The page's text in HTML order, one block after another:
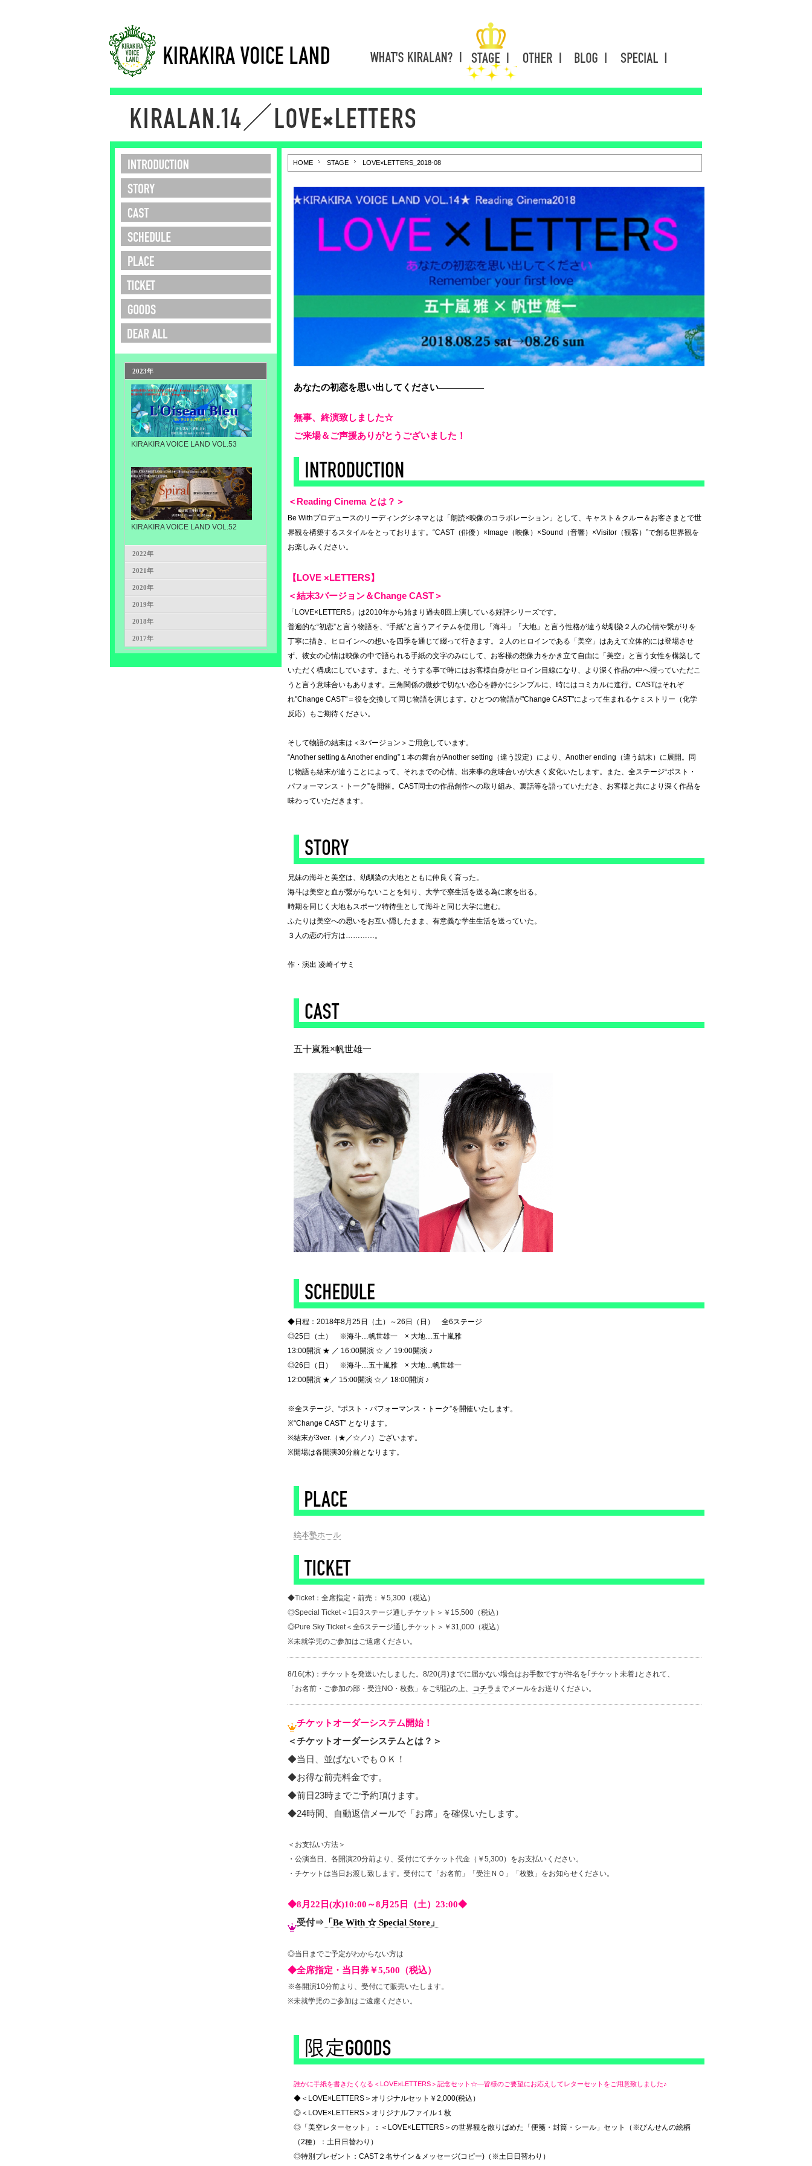
HOME STAGE LOVE×LETTERS_2018-08
あなたの初恋を思い出してください―――――
無事、終演致しました☆
ご来場＆ご声援ありがとうございました！
＜Reading Cinema とは？＞
Be Withプロデュースのリーディングシネマとは「朗読×映像のコラボレーション」として、キャスト＆クルー＆お客さまとで世
界観を構築するスタイルをとっております。“CAST（俳優）×Image（映像）×Sound（音響）×Visitor（観客）”で創る世界観を
お楽しみください。
【LOVE ×LETTERS】
＜結末3バージョン＆Change CAST＞
「LOVE×LETTERS」は2010年から始まり過去8回上演している好評シリーズです。
普遍的な“初恋”と言う物語を、“手紙”と言うアイテムを使用し「海斗」「大地」と言う性格が違う幼馴染２人の心情や繋がりを
丁寧に描き、ヒロインへの想いを四季を通じて綴って行きます。２人のヒロインである「美空」はあえて立体的には登場させ
ず、彼女の心情は映像の中で語られる手紙の文字のみにして、お客様の想像力をかき立て自由に「美空」と言う女性を構築して
いただく構成にしています。また、そうする事で時にはお客様自身がヒロイン目線になり、より深く作品の中へ浸っていただこ
うと言う意味合いもあります。三角関係の微妙で切ない恋心を静かにシンプルに、時にはコミカルに進行。CASTはそれぞ
れ"Change CAST"＝役を交換して同じ物語を演じます。ひとつの物語が"Change CAST"によって生まれるケミストリー（化学
反応）もご期待ください。
そして物語の結末は＜3バージョン＞ご用意しています。
“Another setting＆Another ending”１本の舞台がAnother setting（違う設定）により、Another ending（違う結末）に展開。同
じ物語も結末が違うことによって、それまでの心情、出来事の意味合いが大きく変化いたします。また、全ステージ“ポスト・
パフォーマンス・トーク”を開催。CAST同士の作品創作への取り組み、裏話等を語っていただき、お客様と共により深く作品を
味わっていただきます。
兄妹の海斗と美空は、幼馴染の大地とともに仲良く育った。
海斗は美空と血が繋がらないことを知り、大学で寮生活を送る為に家を出る。
時期を同じく大地もスポーツ特待生として海斗と同じ大学に進む。
ふたりは美空への思いをお互い隠したまま、有意義な学生生活を送っていた。
３人の恋の行方は…………。
作・演出 凌崎イサミ
五十嵐雅×帆世雄一
◆日程：2018年8月25日（土）～26日（日） 全6ステージ
◎25日（土） ※海斗…帆世雄一 × 大地…五十嵐雅
13:00開演 ★ ／ 16:00開演 ☆ ／ 19:00開演 ♪
◎26日（日） ※海斗…五十嵐雅 × 大地…帆世雄一
12:00開演 ★／ 15:00開演 ☆／ 18:00開演 ♪
※全ステージ、“ポスト・パフォーマンス・トーク”を開催いたします。
※“Change CAST” となります。
※結末が3ver.（★／☆／♪）ございます。
※開場は各開演30分前となります。
絵本塾ホール
◆Ticket：全席指定・前売：￥5,300（税込）
◎Special Ticket＜1日3ステージ通しチケット＞￥15,500（税込）
◎Pure Sky Ticket＜全6ステージ通しチケット＞￥31,000（税込）
※未就学児のご参加はご遠慮ください。
8/16(木)：チケットを発送いたしました。8/20(月)までに届かない場合はお手数ですが件名を｢チケット未着｣とされて、
「お名前・ご参加の部・受注NO・枚数」をご明記の上、 コチラ までメールをお送りください。
チケットオーダーシステム開始！
＜チケットオーダーシステムとは？＞
◆当日、並ばないでもＯＫ！
◆お得な前売料金です。
◆前日23時までご予約頂けます。
◆24時間、自動返信メールで「お席」を確保いたします。
＜お支払い方法＞
・公演当日、各開演20分前より、受付にてチケット代金（￥5,300）をお支払いください。
・チケットは当日お渡し致します。受付にて「お名前」「受注ＮＯ」「枚数」をお知らせください。
◆8月22日(水)10:00～8月25日（土）23:00◆
受付⇒ 「Be With ☆ Special Store」
◎当日までご予定がわからない方は
◆全席指定・当日券￥5,500（税込）
※各開演10分前より、受付にて販売いたします。
※未就学児のご参加はご遠慮ください。
誰かに手紙を書きたくなる＜LOVE×LETTERS＞記念セット☆―皆様のご要望にお応えしてレターセットをご用意致しました♪
◆＜LOVE×LETTERS＞オリジナルセット￥2,000(税込）
◎＜LOVE×LETTERS＞オリジナルファイル１枚
◎「美空レターセット」：＜LOVE×LETTERS＞の世界観を散りばめた「便箋・封筒・シール」セット（※びんせんの絵柄
（2種）：土日日替わり）
◎特別プレゼント：CAST２名サイン＆メッセージ(コピー)（※土日日替わり）
2023年
KIRAKIRA VOICE LAND VOL.53
KIRAKIRA VOICE LAND VOL.52
2022年
2021年
2020年
2019年
2018年
2017年